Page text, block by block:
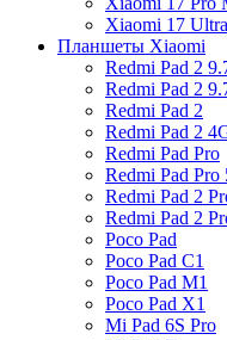
Xiaomi 17 Ultra
Планшеты Xiaomi
Redmi Pad 2
Redmi Pad 2
Redmi Pad 2
Redmi Pad 2
Redmi Pad Pro
Redmi Pad Pro
Redmi Pad 2
Redmi Pad 2
Poco Pad
Poco Pad C1
Poco Pad M1
Poco Pad X1
Mi Pad 6S Pro